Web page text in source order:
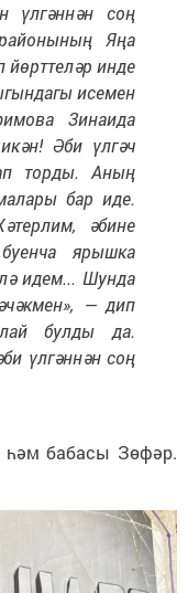
үлгәннән соң
Яңа
инде
исемен
Зинаида
Әби үлгәч
торды. Аның
бар иде.
әбине
ярышка
идем... Шунда
— дип
булды да.
үлгәннән соң
һәм бабасы Зөфәр.